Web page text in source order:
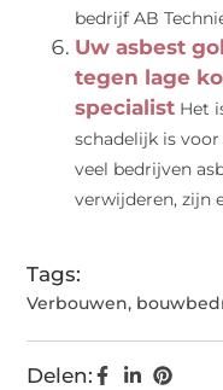
bedrijf AB
Uw asbest
tegen lage
specialist Het
schadelijk is
veel bedrijven
verwijderen, zijn
Tags:
Verbouwen,
Delen: